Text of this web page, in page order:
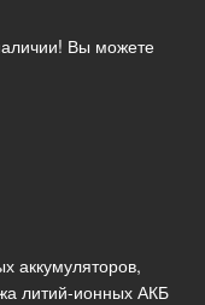
Вы можете
аккумуляторов,
литий-ионных АКБ